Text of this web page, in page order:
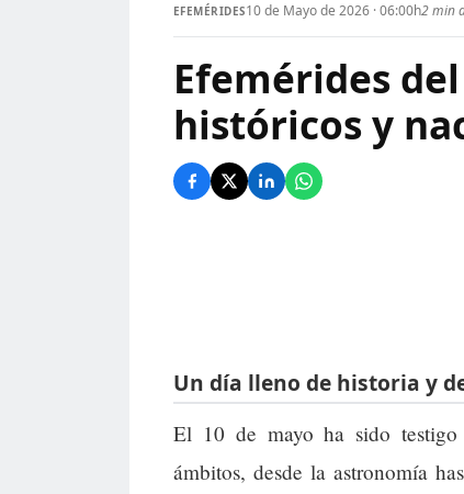
EFEMÉRIDES10 de Mayo de 2026 · 06:00h2 min
Efemérides
históricos y
Un día lleno de historia y
El 10 de mayo ha sido testigo
ámbitos, desde la astronomía